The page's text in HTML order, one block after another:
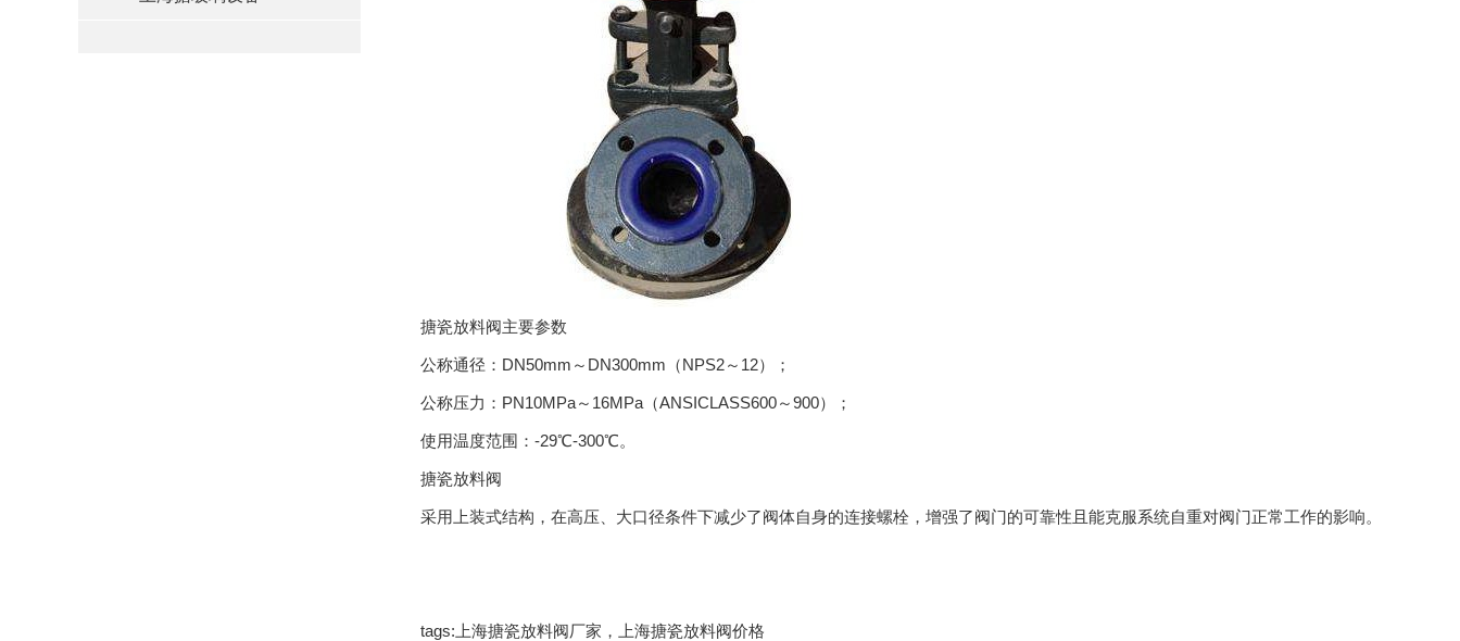
搪瓷放料阀主要参数
公称通径：DN50mm～DN300mm（NPS2～12）；
公称压力：PN10MPa～16MPa（ANSICLASS600～900）；
使用温度范围：-29℃-300℃。
搪瓷放料阀
采用上装式结构，在高压、大口径条件下减少了阀体自身的连接螺栓，增强了阀门的可靠性且能克服系统自重对阀门正常工作的影响。
tags:上海搪瓷放料阀厂家，上海搪瓷放料阀价格